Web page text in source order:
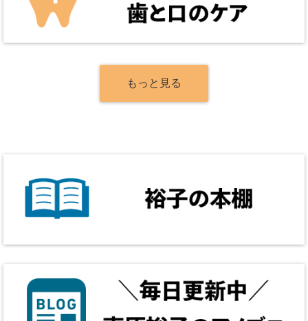
もっと見る